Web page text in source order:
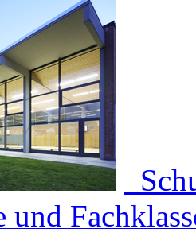
und